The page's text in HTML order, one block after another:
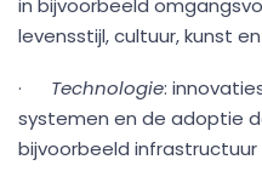
in bijvoorbeeld
levensstijl, cultuur, kunst
· Technologie:
systemen en de adoptie
bijvoorbeeld